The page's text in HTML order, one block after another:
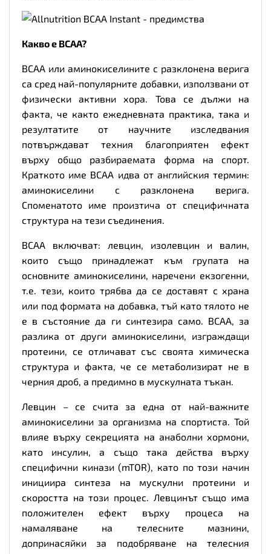
Какво е BCAA?
BCAA или аминокиселините с разклонена верига
са сред най-популярните добавки, използвани от
физически активни хора. Това се дължи на
факта, че както ежедневната практика, така и
резултатите от научните изследвания
потвърждават техния благоприятен ефект
върху общо разбираемата форма на спорт.
Краткото име BCAA идва от английския термин:
аминокиселини с разклонена верига.
Споменатото име произтича от специфичната
структура на тези съединения.
BCAA включват: левцин, изолевцин и валин,
които също принадлежат към групата на
основните аминокиселини, наречени екзогенни,
т.е. тези, които трябва да се доставят с храна
или под формата на добавка, тъй като тялото не
е в състояние да ги синтезира само. BCAA, за
разлика от други аминокиселини, изграждащи
протеини, се отличават със своята химическа
структура и факта, че се метаболизират не в
черния дроб, а предимно в мускулната тъкан.
Левцин – се счита за една от най-важните
аминокиселини за организма на спортиста. Той
влияе върху секрецията на анаболни хормони,
като инсулин, а също така действа върху
специфични кинази (mTOR), като по този начин
инициира синтеза на мускулни протеини и
скоростта на този процес. Левцинът също има
положителен ефект върху процеса на
намаляване на телесните мазнини,
допринасяйки за подобряване на телесния